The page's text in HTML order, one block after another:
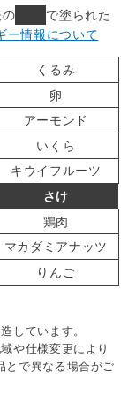
で塗られた
ー情報について
くるみ
卵
アーモンド
いくら
キウイフルーツ
さけ
鶏肉
マカダミアナッツ
りんご
しています。
や仕様変更により
とで異なる場合がご